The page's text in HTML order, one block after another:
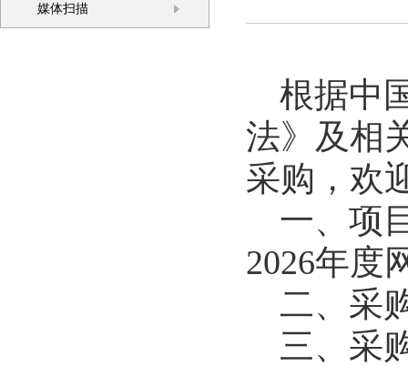
媒体扫描
根据中
法》及相
采购，欢
一、项
2026年度
二、采
三、采